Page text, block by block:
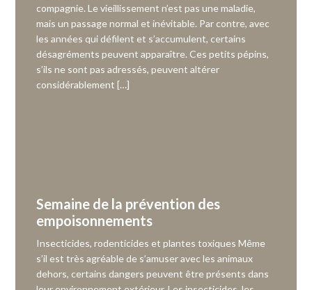
compagnie. Le vieillissement n’est pas une maladie,
mais un passage normal et inévitable. Par contre, avec
les années qui défilent et s’accumulent, certains
désagréments peuvent apparaître. Ces petits pépins,
s’ils ne sont pas adressés, peuvent altérer
considérablement […]
Semaine de la prévention des
empoisonnements
Insecticides, rodenticides et plantes toxiques Même
s’il est très agréable de s’amuser avec les animaux
dehors, certains dangers peuvent être présents dans